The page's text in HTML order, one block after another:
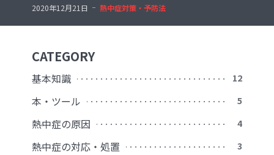
2020年12月21日 熱中症対策・予防法
CATEGORY
基本知識 12
本・ツール 5
熱中症の原因 4
熱中症の対応・処置 3